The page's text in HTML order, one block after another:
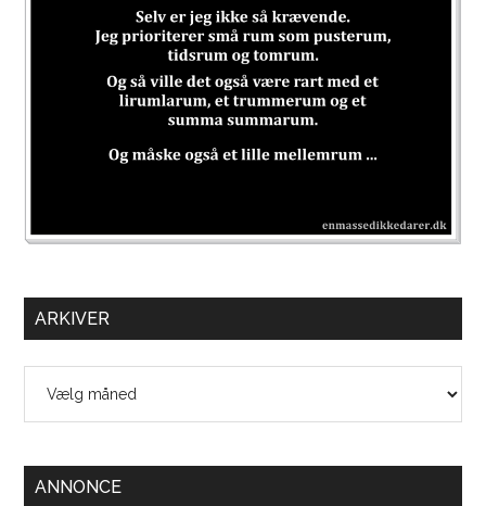
ARKIVER
ANNONCE